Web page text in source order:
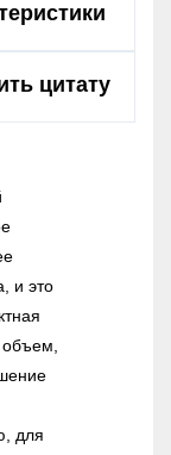
цитату
и это
для